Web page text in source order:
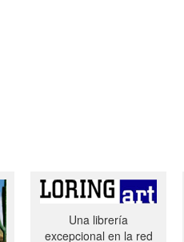
Una librería
excepcional en la red